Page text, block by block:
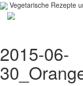
Vegetarische Rezepte
2015-06-